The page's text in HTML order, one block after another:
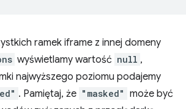
ramek iframe z innej domeny
wyświetlamy wartość null ,
najwyższego poziomu podajemy
. Pamiętaj, że "masked" może być